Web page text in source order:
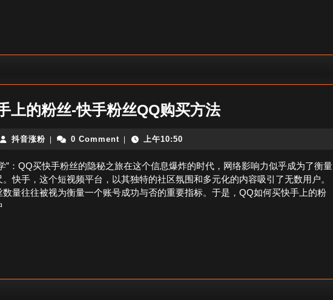
号-
粉
丝
上的粉丝-快手粉丝QQ购买方法QQ
买
快
手
抖音涨粉抖
涨
粉
0 Comment 上午10:50
”：QQ买快手粉丝的隐秘之旅在这个信息爆炸的时代，网络影响力似乎成为了衡量
快手，这个短视频平台，以其独特的社区氛围和多元化的内容吸引了无数用户。
量往往被视为衡量一个账号成功与否的重要指标。于是，QQ如何买快手上的粉